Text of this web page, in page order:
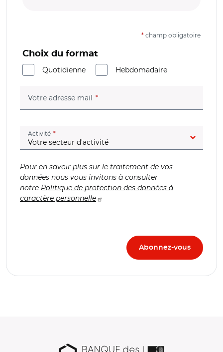
* champ obligatoire
Choix du format
Quotidienne
Hebdomadaire
Votre adresse mail (champ obligatoire)
Activité (champ obligatoire)
Pour en savoir plus sur le traitement de vos
données nous vous invitons à consulter
notre Politique de protection des données à
caractère personnelle